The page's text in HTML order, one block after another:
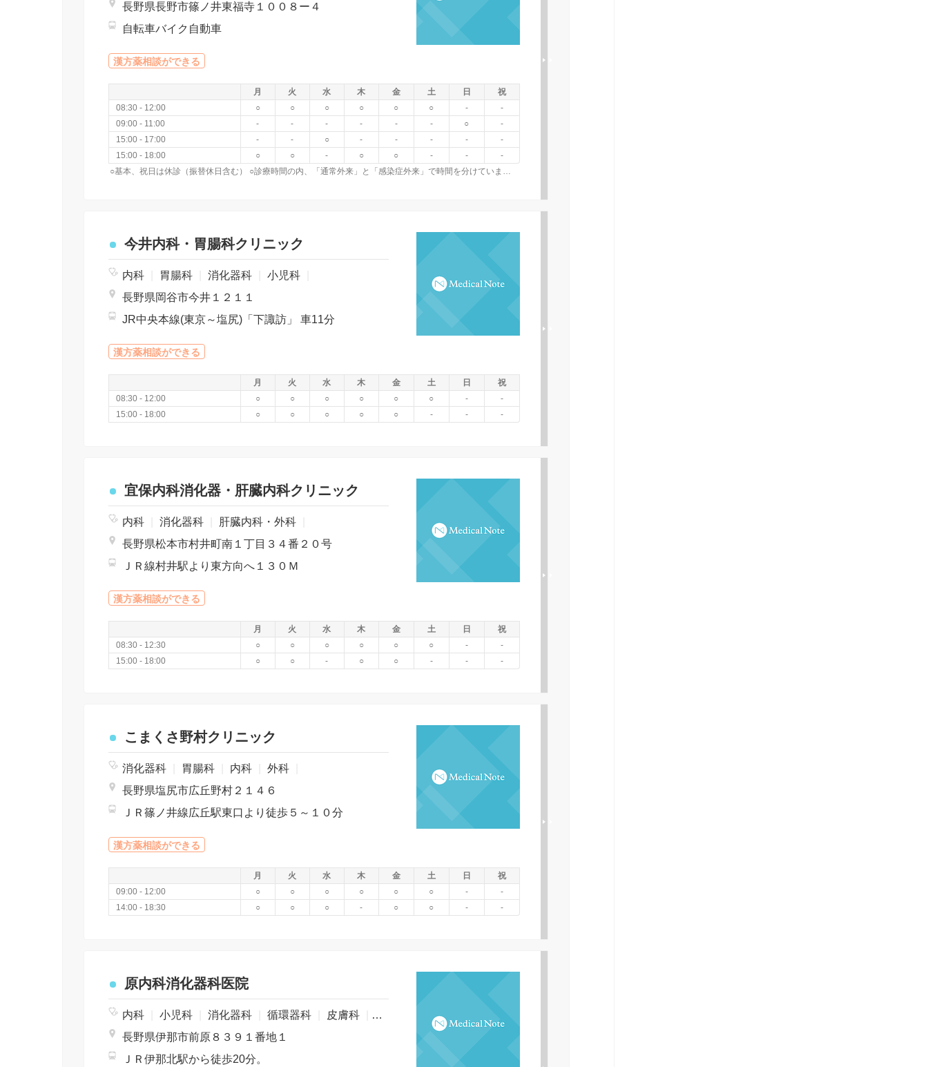
長野県長野市篠ノ井東福寺１００８ー４
自転車バイク自動車
漢方薬相談ができる
月 火 水 木 金 土 日
祝
08:30 - 12:00
○ ○ ○ ○ ○ ○ -
-
09:00 - 11:00
- - - - - - ○
-
15:00 - 17:00
- - ○ - - - -
-
15:00 - 18:00
○ ○ - ○ ○ - -
-
○基本、祝日は休診（振替休日含む） ○診療時間の内、「通常外来」と「感染症外来」で時間を分けています。 ○お盆、年末年始は休診です。 〇水曜日のみ、診療時間 時間帯２は15:00～17:00 外来受付時間 時間帯２は15:00～17:00 となります。
今井内科・胃腸科クリニック
内科 胃腸科 消化器科 小児科
長野県岡谷市今井１２１１
JR中央本線(東京～塩尻)「下諏訪」 車11分
漢方薬相談ができる
月 火 水 木 金 土 日
祝
08:30 - 12:00
○ ○ ○ ○ ○ ○ -
-
15:00 - 18:00
○ ○ ○ ○ ○ - - -
宜保内科消化器・肝臓内科クリニック
内科 消化器科 肝臓内科・外科
長野県松本市村井町南１丁目３４番２０号
ＪＲ線村井駅より東方向へ１３０Ｍ
漢方薬相談ができる
月 火 水 木 金 土 日
祝
08:30 - 12:30
○ ○ ○ ○ ○ ○ -
-
15:00 - 18:00
○ ○ - ○ ○ - - -
こまくさ野村クリニック
消化器科 胃腸科 内科 外科
長野県塩尻市広丘野村２１４６
ＪＲ篠ノ井線広丘駅東口より徒歩５～１０分
漢方薬相談ができる
月 火 水 木 金 土 日
祝
09:00 - 12:00
○ ○ ○ ○ ○ ○ -
-
14:00 - 18:30
○ ○ ○ - ○ ○ - -
原内科消化器科医院
内科 小児科 消化器科 循環器科 皮膚科 泌尿器科 アレルギー科
長野県伊那市前原８３９１番地１
ＪＲ伊那北駅から徒歩20分。